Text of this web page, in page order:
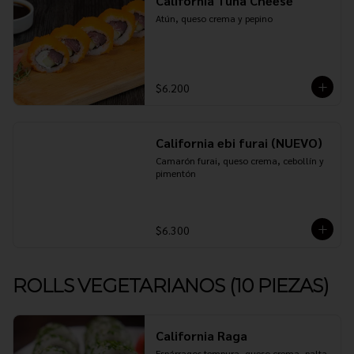
Atún, queso crema y pepino
$6.200
California ebi furai (NUEVO)
Camarón furai, queso crema, cebollín y
pimentón
$6.300
ROLLS VEGETARIANOS (10 PIEZAS)
California Raga